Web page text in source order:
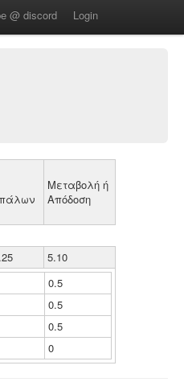
@ discord Login
Μεταβολή ή
Απόδοση
5.10
0.5
0.5
0.5
0